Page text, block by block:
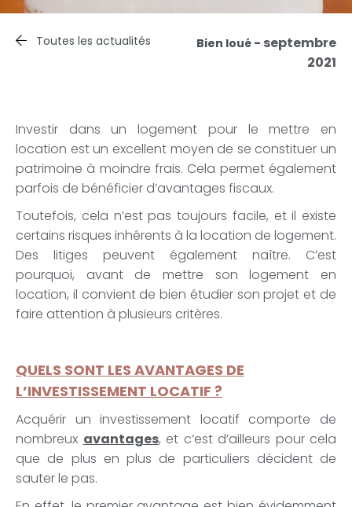
Toutes les actualités Bien loué - septembre
2021
Investir dans un logement pour le mettre en
location est un excellent moyen de se constituer un
patrimoine à moindre frais. Cela permet également
parfois de bénéficier d’avantages fiscaux.
Toutefois, cela n’est pas toujours facile, et il existe
certains risques inhérents à la location de logement.
Des litiges peuvent également naître. C’est
pourquoi, avant de mettre son logement en
location, il convient de bien étudier son projet et de
faire attention à plusieurs critères.
QUELS SONT LES AVANTAGES DE
L’INVESTISSEMENT LOCATIF ?
Acquérir un investissement locatif comporte de
nombreux avantages, et c’est d’ailleurs pour cela
que de plus en plus de particuliers décident de
sauter le pas.